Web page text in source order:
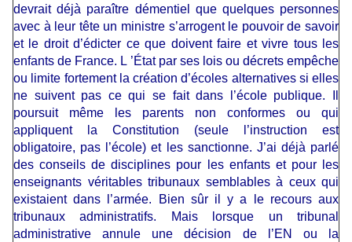
devrait déjà paraître démentiel que quelques personnes
avec à leur tête un ministre s’arrogent le pouvoir de savoir
et le droit d’édicter ce que doivent faire et vivre tous les
enfants de France. L ’État par ses lois ou décrets empêche
ou limite fortement la création d’écoles alternatives si elles
ne suivent pas ce qui se fait dans l’école publique. Il
poursuit même les parents non conformes ou qui
appliquent la Constitution (seule l’instruction est
obligatoire, pas l’école) et les sanctionne. J’ai déjà parlé
des conseils de disciplines pour les enfants et pour les
enseignants véritables tribunaux semblables à ceux qui
existaient dans l’armée. Bien sûr il y a le recours aux
tribunaux administratifs. Mais lorsque un tribunal
administrative annule une décision de l’EN ou la